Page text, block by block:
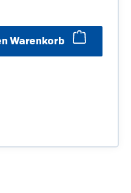
den gewünschten
Warenkorb